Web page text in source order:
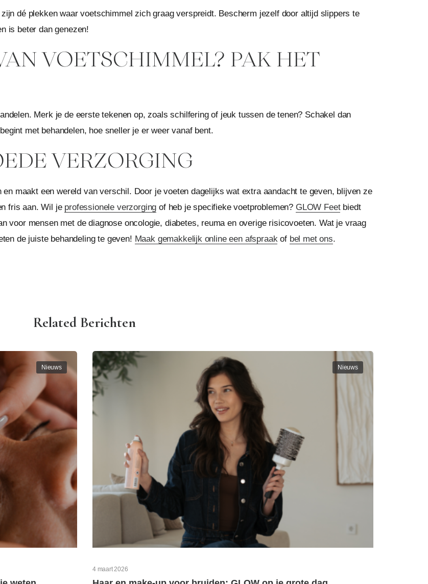
dé plekken waar voetschimmel zich graag verspreidt. Bescherm jezelf door altijd slippers te
is beter dan genezen!
VOETSCHIMMEL? PAK HET
Merk je de eerste tekenen op, zoals schilfering of jeuk tussen de tenen? Schakel dan
met behandelen, hoe sneller je er weer vanaf bent.
VERZORGING
maakt een wereld van verschil. Door je voeten dagelijks wat extra aandacht te geven, blijven ze
fris aan. Wil je professionele verzorging of heb je specifieke voetproblemen? GLOW Feetbiedt
voor mensen met de diagnose oncologie, diabetes, reuma en overige risicovoeten. Wat je vraag
de juiste behandeling te geven! Maak gemakkelijk online een afspraakof bel met ons.
Related Berichten
Nieuws
4 maart 2026
Nieuws